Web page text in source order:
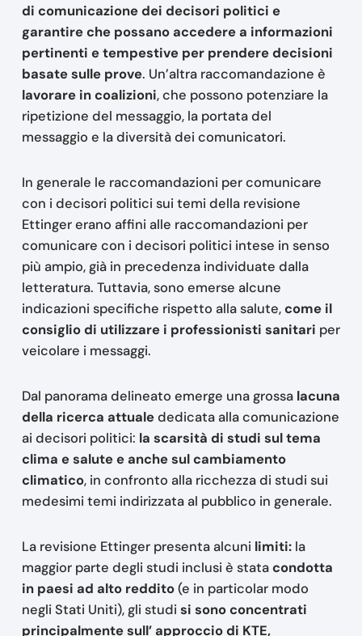
di comunicazione dei decisori politici e
garantire che possano accedere a informazioni
pertinenti e tempestive per prendere decisioni
basate sulle prove. Un’altra raccomandazione è
lavorare in coalizioni, che possono potenziare la
ripetizione del messaggio, la portata del
messaggio e la diversità dei comunicatori.
In generale le raccomandazioni per comunicare
con i decisori politici sui temi della revisione
Ettinger erano affini alle raccomandazioni per
comunicare con i decisori politici intese in senso
più ampio, già in precedenza individuate dalla
letteratura. Tuttavia, sono emerse alcune
indicazioni specifiche rispetto alla salute,come il
consiglio di utilizzare i professionisti sanitari per
veicolare i messaggi.
Dal panorama delineato emerge una grossa lacuna
della ricerca attualededicata alla comunicazione
ai decisori politici: la scarsità di studi sul tema
clima e salute e anche sul cambiamento
climatico, in confronto alla ricchezza di studi sui
medesimi temi indirizzata al pubblico in generale.
La revisione Ettinger presenta alcuni limiti: la
maggior parte degli studi inclusi è statacondotta
in paesi ad alto reddito(e in particolar modo
negli Stati Uniti), gli studi si sono concentrati
principalmente sull’ approccio di KTE,